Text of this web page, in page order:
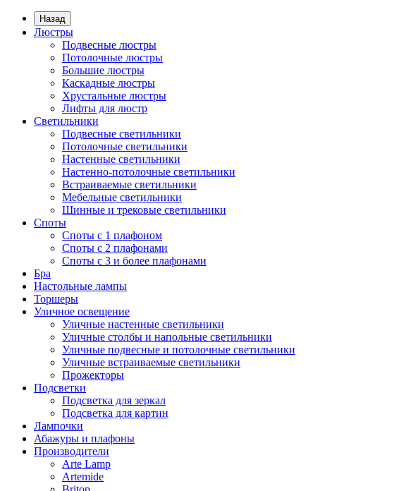
Назад
Люстры
Подвесные люстры
Потолочные люстры
Большие люстры
Каскадные люстры
Хрустальные люстры
Лифты для люстр
Светильники
Подвесные светильники
Потолочные светильники
Настенные светильники
Настенно-потолочные светильники
Встраиваемые светильники
Мебельные светильники
Шинные и трековые светильники
Споты
Споты с 1 плафоном
Споты с 2 плафонами
Споты с 3 и более плафонами
Бра
Настольные лампы
Торшеры
Уличное освещение
Уличные настенные светильники
Уличные столбы и напольные светильники
Уличные подвесные и потолочные светильники
Уличные встраиваемые светильники
Прожекторы
Подсветки
Подсветка для зеркал
Подсветка для картин
Лампочки
Абажуры и плафоны
Производители
Arte Lamp
Artemide